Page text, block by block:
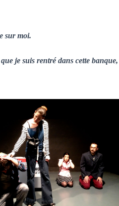
sur moi.
je suis rentré dans cette banque,